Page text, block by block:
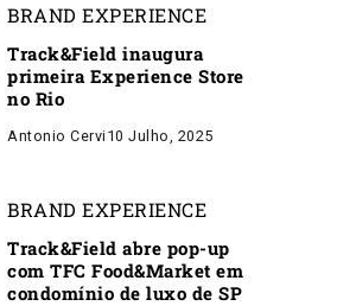
BRAND EXPERIENCE
Track&Field inaugura
primeira Experience Store
no Rio
Antonio Cervi 10 Julho, 2025
BRAND EXPERIENCE
Track&Field abre pop-up
com TFC Food&Market em
condomínio de luxo de SP